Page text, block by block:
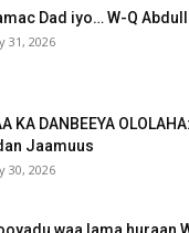
Dad iyo… W-Q
31, 2026
KA DANBEEYA
Jaamuus
30, 2026